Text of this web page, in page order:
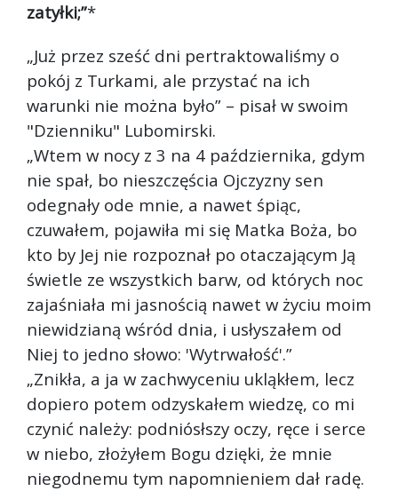
zatyłki;”*
„Już przez sześć dni pertraktowaliśmy o
pokój z Turkami, ale przystać na ich
warunki nie można było” – pisał w swoim
"Dzienniku" Lubomirski.
„Wtem w nocy z 3 na 4 października, gdym
nie spał, bo nieszczęścia Ojczyzny sen
odegnały ode mnie, a nawet śpiąc,
czuwałem, pojawiła mi się Matka Boża, bo
kto by Jej nie rozpoznał po otaczającym Ją
świetle ze wszystkich barw, od których noc
zajaśniała mi jasnością nawet w życiu moim
niewidzianą wśród dnia, i usłyszałem od
Niej to jedno słowo: 'Wytrwałość'.”
„Znikła, a ja w zachwyceniu ukląkłem, lecz
dopiero potem odzyskałem wiedzę, co mi
czynić należy: podniósłszy oczy, ręce i serce
w niebo, złożyłem Bogu dzięki, że mnie
niegodnemu tym napomnieniem dał radę.